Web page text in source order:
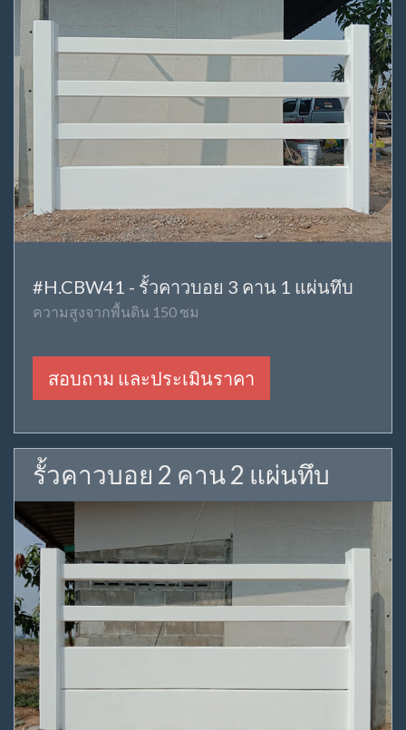
#H.CBW41 - รั้วคาวบอย 3 คาน 1 แผ่นทึบ
ความสูงจากพื้นดิน 150 ซม
สอบถาม และประเมินราคา
รั้วคาวบอย 2 คาน 2 แผ่นทึบ